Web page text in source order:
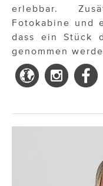
erlebbar.
Fotokabine und
dass ein Stück
genommen